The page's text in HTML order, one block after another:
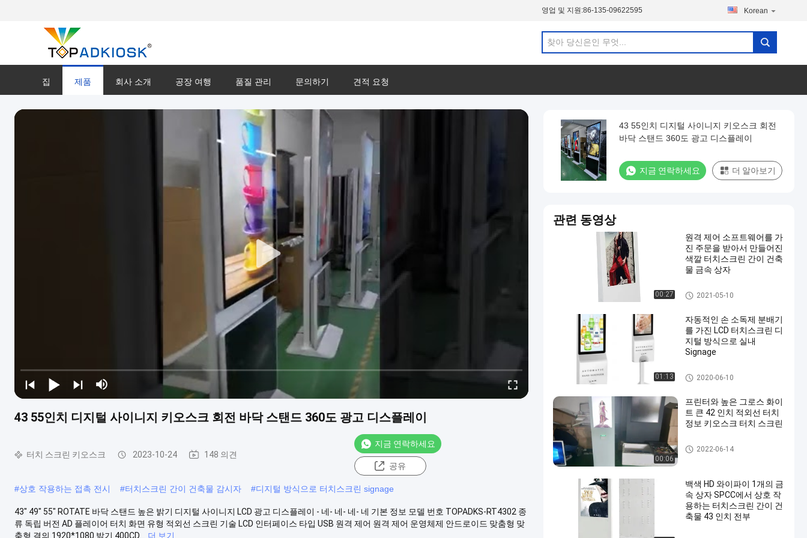
영업 및 지원:86-135-09622595 Korean
집 제품 회사 소개 공장 여행 품질 관리 문의하기 견적 요청
43 55인치 디지털 사이니지 키오스크 회전 바닥 스탠드 360도 광고 디스플레이
터치 스크린 키오스크 2023-10-24 148 의견
지금 연락하세요
공유
#상호 작용하는 접촉 전시 #터치스크린 간이 건축물 감시자 #디지털 방식으로 터치스크린 signage
43" 49" 55" ROTATE 바닥 스탠드 높은 밝기 디지털 사이니지 LCD 광고 디스플레이 - 네- 네- 네- 네 기본 정보 모델 번호 TOPADKS-RT4302 종
류 독립 버전 AD 플레이어 터치 화면 유형 적외선 스크린 기술 LCD 인터페이스 타입 USB 원격 제어 원격 제어 운영체제 안드로이드 맞춤형 맞
춤형 결의 1920*1080 밝기 400CD...
더 보기
43 55인치 디지털 사이니지 키오스크 회전
바닥 스탠드 360도 광고 디스플레이
지금 연락하세요 더 알아보기
관련 동영상
00:27
원격 제어 소프트웨어를 가
진 주문을 받아서 만들어진
색깔 터치스크린 간이 건축
물 금속 상자
터치 스크린 키오스크
2021-05-10
01:13
자동적인 손 소독제 분배기
를 가진 LCD 터치스크린 디
지털 방식으로 실내
Signage
터치 스크린 키오스크
2020-06-10
00:06
프린터와 높은 그로스 화이
트 큰 42 인치 적외선 터치
정보 키오스크 터치 스크린
터치 스크린 키오스크
2022-06-14
백색 HD 와이파이 1개의 금
속 상자 SPCC에서 상호 작
용하는 터치스크린 간이 건
축물 43 인치 전부